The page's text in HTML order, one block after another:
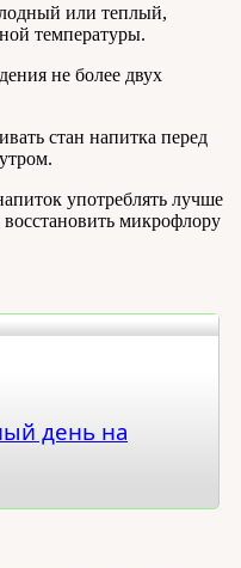
или теплый,
температуры.
не более двух
стан напитка перед
употреблять лучше
микрофлору
день на